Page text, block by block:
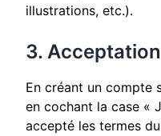
illustrations, etc.).
3. Acceptation
En créant un compte
en cochant la case «
accepté les termes